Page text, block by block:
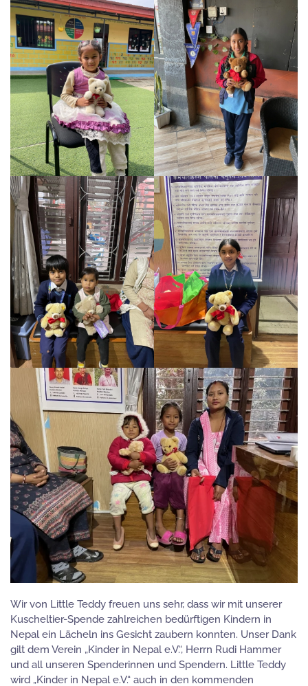
Wir von Little Teddy freuen uns sehr, dass wir mit unserer
Kuscheltier-Spende zahlreichen bedürftigen Kindern in
Nepal ein Lächeln ins Gesicht zaubern konnten. Unser Dank
gilt dem Verein „Kinder in Nepal e.V.“, Herrn Rudi Hammer
und all unseren Spenderinnen und Spendern. Little Teddy
wird „Kinder in Nepal e.V.“ auch in den kommenden